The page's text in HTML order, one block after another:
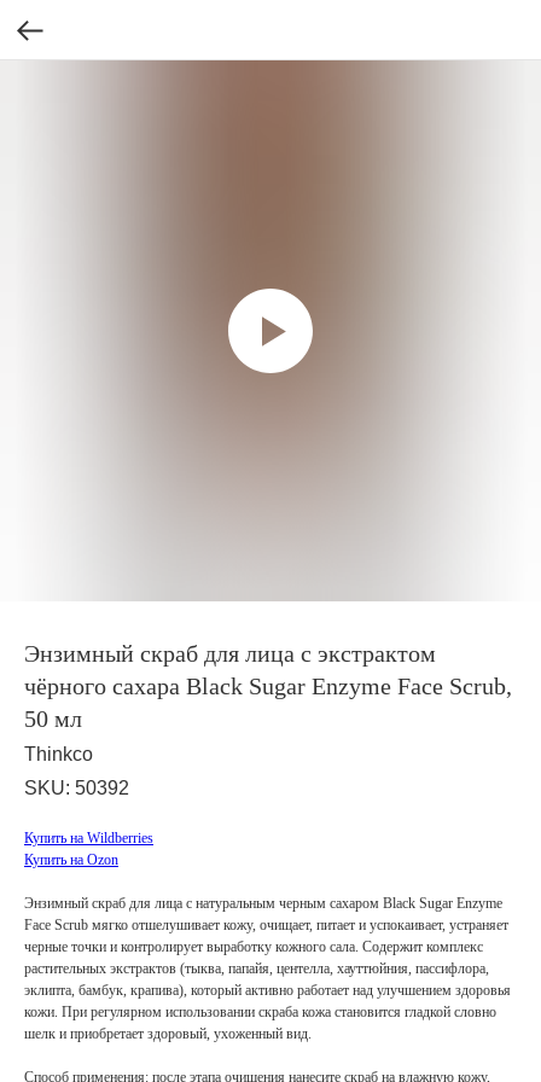
Энзимный скраб для лица с экстрактом
чёрного сахара Black Sugar Enzyme Face Scrub,
50 мл
Thinkco
SKU: 50392
Купить на Wildberries
Купить на Ozon
Энзимный скраб для лица с натуральным черным сахаром Black Sugar Enzyme
Face Scrub мягко отшелушивает кожу, очищает, питает и успокаивает, устраняет
черные точки и контролирует выработку кожного сала. Содержит комплекс
растительных экстрактов (тыква, папайя, центелла, хауттюйния, пассифлора,
эклипта, бамбук, крапива), который активно работает над улучшением здоровья
кожи. При регулярном использовании скраба кожа становится гладкой словно
шелк и приобретает здоровый, ухоженный вид.
Способ применения: после этапа очищения нанесите скраб на влажную кожу,